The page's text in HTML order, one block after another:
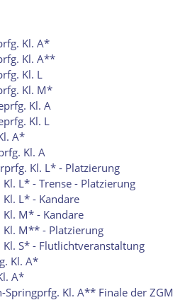
Kl. A*
Kl. A**
Kl. L
Kl. M*
Kl. A
Kl. L
A*
Kl. A
Kl. L* - Platzierung
L* - Trense - Platzierung
L* - Kandare
M* - Kandare
Kl. M** - Platzierung
S* - Flutlichtveranstaltung
Kl. A*
A*
Springprfg. Kl. A** Finale der ZGM